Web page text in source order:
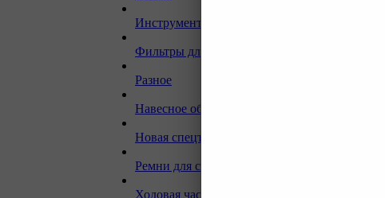
Инструмент и материалы для СТО
Фильтры для спецтехники
Разное
Навесное оборудование для экскаваторов
Новая спецтехника
Ремни для спецтехники
Ходовая часть для спецтехники